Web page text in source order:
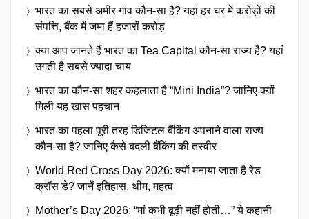
भारत का सबसे अमीर गांव कौन-सा है? यहां हर घर में करोड़ों की
संपत्ति, बैंक में जमा हैं हजारों करोड़
क्या आप जानते हैं भारत का Tea Capital कौन-सा राज्य है? यहां
उगती है सबसे ज्यादा चाय
भारत का कौन-सा शहर कहलाता है “Mini India”? जानिए क्यों
मिली यह खास पहचान
भारत का पहला पूरी तरह डिजिटल बैंकिंग अपनाने वाला राज्य
कौन-सा है? जानिए कैसे बदली बैंकिंग की तस्वीर
World Red Cross Day 2026: क्यों मनाया जाता है रेड
क्रॉस डे? जानें इतिहास, थीम, महत्व
Mother’s Day 2026: “मां कभी बूढ़ी नहीं होती…” ये कहानी